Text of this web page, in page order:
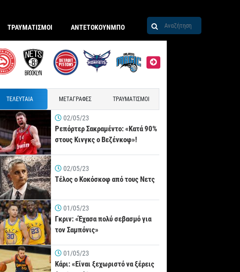
ΤΡΑΥΜΑΤΙΣΜΟΙ ΑΝΤΕΤΟΚΟΥΝΜΠΟ
ΤΕΛΕΥΤΑΙΑ ΜΕΤΑΓΡΑΦΕΣ ΤΡΑΥΜΑΤΙΣΜΟΙ
02/05/23
Ρεπόρτερ Σακραμέντο: «Κατά 90%
στους Κινγκς ο Βεζένκοφ»!
02/05/23
Τέλος ο Κοκόσκοφ από τους Νετς
01/05/23
Γκριν: «Έχασα πολύ σεβασμό για
τον Σαμπόνις»
01/05/23
Κάρι: «Είναι ξεχωριστό να ξέρεις